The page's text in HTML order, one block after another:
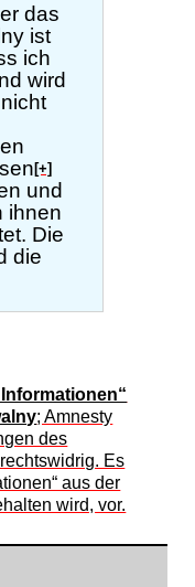
das
ist
ich
wird
[+]
und
ihnen
Die
die
; Amnesty
des
Es
aus der
wird, vor.